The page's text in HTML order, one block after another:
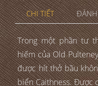
CHI TIẾT
Trong một phần tư
hiếm của Old
được hít thở bầu
biển Caithness. Được